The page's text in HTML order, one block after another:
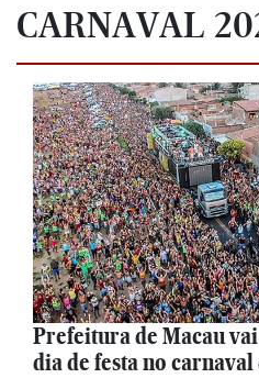
CARNAVAL
Prefeitura de Macau
dia de festa no carnaval